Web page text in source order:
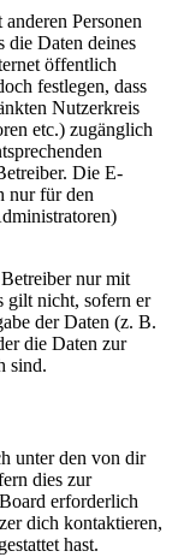
Personen
die Daten deines
öffentlich
festlegen, dass
Nutzerkreis
etc.) zugänglich
Die E-
nur für den
nur mit
gilt nicht, sofern er
der Daten (z. B.
die Daten zur
sind.
unter den von dir
dies zur
erforderlich
dich kontaktieren,
hast.